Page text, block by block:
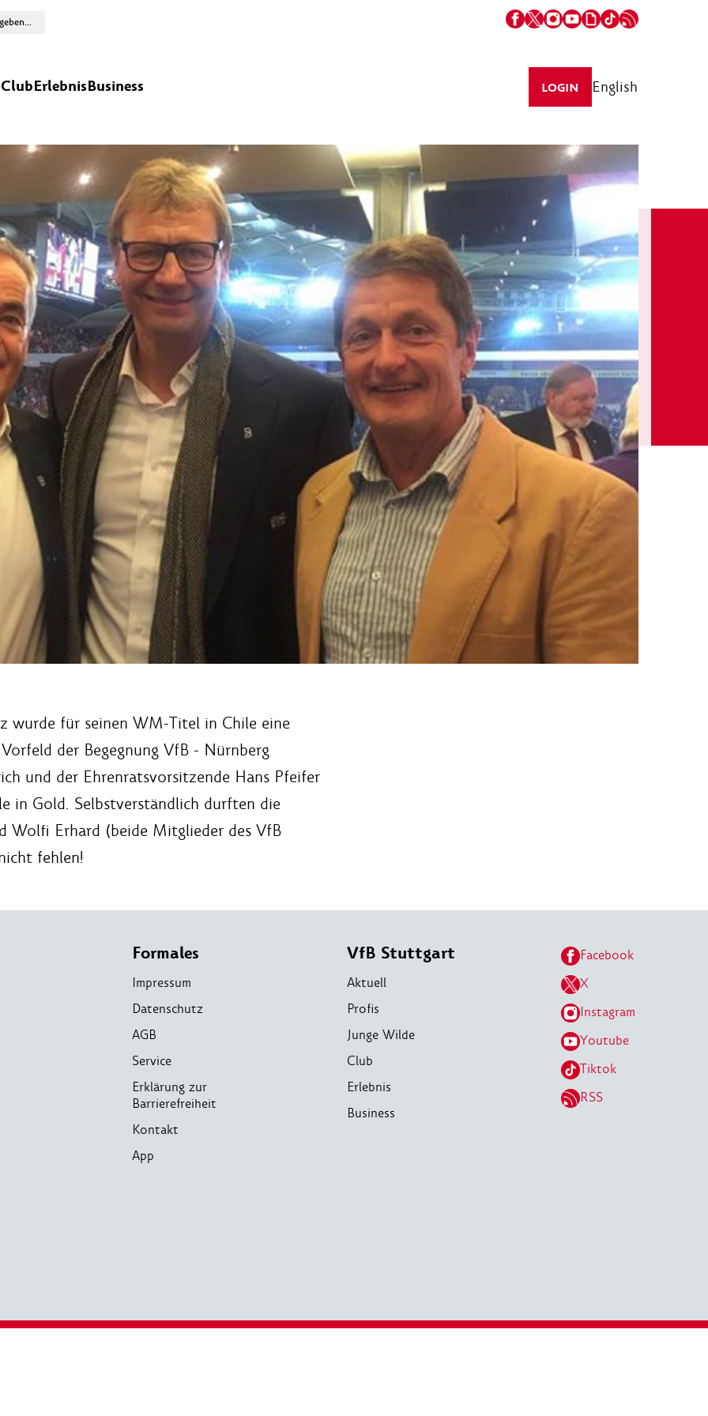
ClubErlebnisBusiness LOGIN English
wurde für seinen WM-Titel in Chile eine
der Begegnung VfB - Nürnberg
und der Ehrenratsvorsitzende Hans Pfeifer
in Gold. Selbstverständlich durften die
Wolfi Erhard (beide Mitglieder des VfB
fehlen!
Formales
Impressum
Datenschutz
AGB
Service
Erklärung zur
Barrierefreiheit
Kontakt
App
VfB Stuttgart
Aktuell
Profis
Junge Wilde
Club
Erlebnis
Business
Facebook
X
Instagram
Youtube
Tiktok
RSS